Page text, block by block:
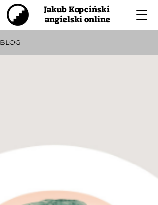
Jakub Kopciński
angielski online
BLOG